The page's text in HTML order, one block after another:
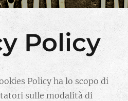
Policy
Policy ha lo scopo di
sulle modalità di